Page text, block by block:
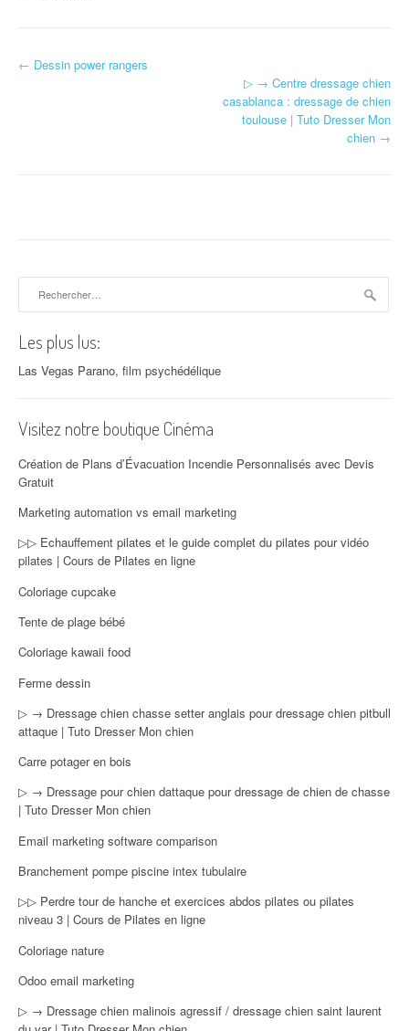
Navigation d'article
← Dessin power rangers
▷ → Centre dressage chien
casablanca : dressage de chien
toulouse | Tuto Dresser Mon
chien →
Les plus lus:
Las Vegas Parano, film psychédélique
Visitez notre boutique Cinéma
Création de Plans d’Évacuation Incendie Personnalisés avec Devis
Gratuit
Marketing automation vs email marketing
▷▷ Echauffement pilates et le guide complet du pilates pour vidéo
pilates | Cours de Pilates en ligne
Coloriage cupcake
Tente de plage bébé
Coloriage kawaii food
Ferme dessin
▷ → Dressage chien chasse setter anglais pour dressage chien pitbull
attaque | Tuto Dresser Mon chien
Carre potager en bois
▷ → Dressage pour chien dattaque pour dressage de chien de chasse
| Tuto Dresser Mon chien
Email marketing software comparison
Branchement pompe piscine intex tubulaire
▷▷ Perdre tour de hanche et exercices abdos pilates ou pilates
niveau 3 | Cours de Pilates en ligne
Coloriage nature
Odoo email marketing
▷ → Dressage chien malinois agressif / dressage chien saint laurent